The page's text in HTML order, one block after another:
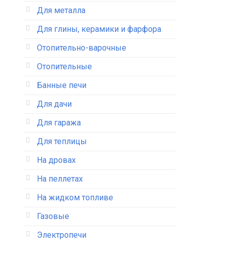
Для металла
Для глины, керамики и фарфора
Отопительно-варочные
Отопительные
Банные печи
Для дачи
Для гаража
Для теплицы
На дровах
На пеллетах
На жидком топливе
Газовые
Электропечи